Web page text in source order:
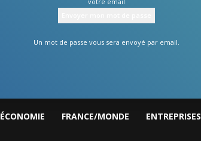
Un mot de passe vous sera envoyé par email.
ÉCONOMIE FRANCE/MONDE ENTREPRISES